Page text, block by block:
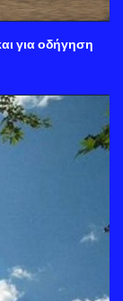
για οδήγηση